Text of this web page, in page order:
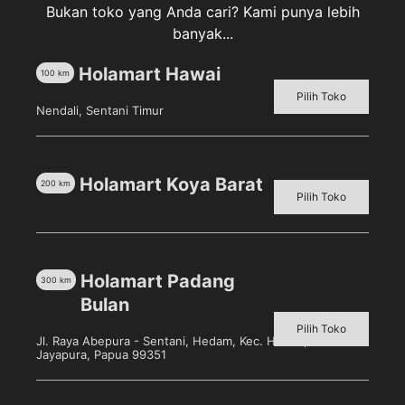
Dua Kelinci Sukro Kedele Snack [140 gr] merupakan
camilan kacang bersalut dari Dua Kelinci. Diproses
gurih saat sudah masuk ke dalam mulut. Kegurihan
yang diberikannya akan membuat aktivitasmu
Produk Terkait
Bukan toko yang Anda cari? Kami punya lebih
banyak...
Holamart Hawai
100 km
Nendali, Sentani Timur
Pilih Toko
Holamart Koya Barat
200 km
Pilih Toko
Holamart Padang
Bulan
300 km
Jl. Raya Abepura - Sentani, Hedam, Kec. Heram, Kota
Jayapura, Papua 99351
Pilih Toko